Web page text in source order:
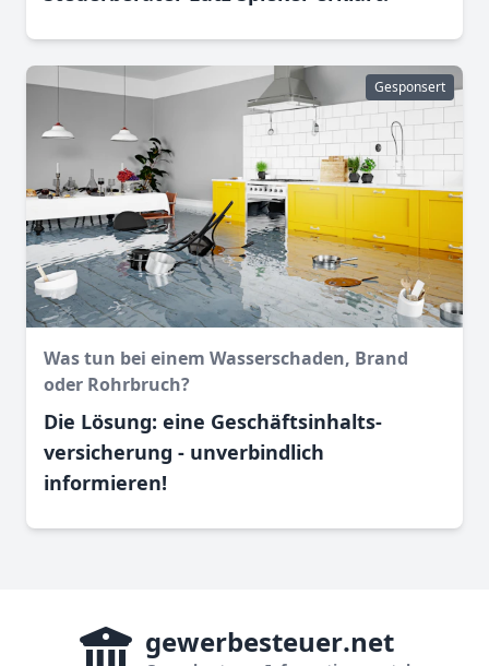
Gesponsert
Was tun bei einem Wasser­schaden, Brand
oder Rohr­bruch?
Die Lösung: eine Geschäftsinhalts­
versicherung - unverbindlich
informieren!
gewerbesteuer.net